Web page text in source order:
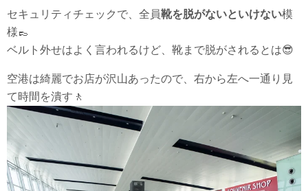
セキュリティチェックで、全員靴を脱がないといけない模
様👞
ベルト外せはよく言われるけど、靴まで脱がされるとは😎
空港は綺麗でお店が沢山あったので、右から左へ一通り見
て時間を潰す🚶